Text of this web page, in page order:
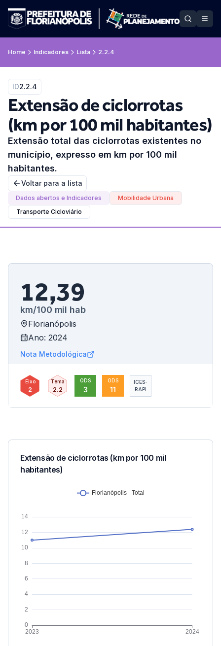
Home Indicadores Lista 2.2.4
ID2.2.4
Extensão de ciclorrotas
(km por 100 mil habitantes)
Extensão total das ciclorrotas existentes no
município, expresso em km por 100 mil
habitantes.
Voltar para a lista
Dados abertos e Indicadores
Mobilidade Urbana
Transporte Cicloviário
Extensão de ciclorrotas (km por 100 mil
habitantes)
12,39
km/100 mil hab
Florianópolis
Ano: 2024
Nota Metodológica
Eixo
2
Tema
2.2
ODS
3
ODS
11
ICES-
RAPI